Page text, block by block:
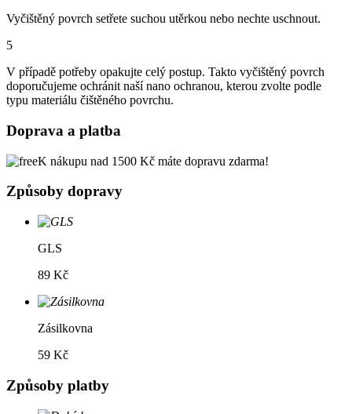
Vyčištěný povrch setřete suchou utěrkou nebo nechte uschnout.
5
V případě potřeby opakujte celý postup. Takto vyčištěný povrch
doporučujeme ochránit naší nano ochranou, kterou zvolte podle
typu materiálu čištěného povrchu.
Doprava a platba
K nákupu nad 1500 Kč máte dopravu zdarma!
Způsoby dopravy
GLS
89 Kč
Zásilkovna
59 Kč
Způsoby platby